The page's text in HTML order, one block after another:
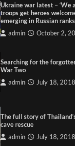
Ukraine war latest – ‘We
troops get heroes
emerging in Russian
admin October 2,
Searching for the
War Two
admin July 18, 2018
The full story of
cave rescue
admin July 18, 2018